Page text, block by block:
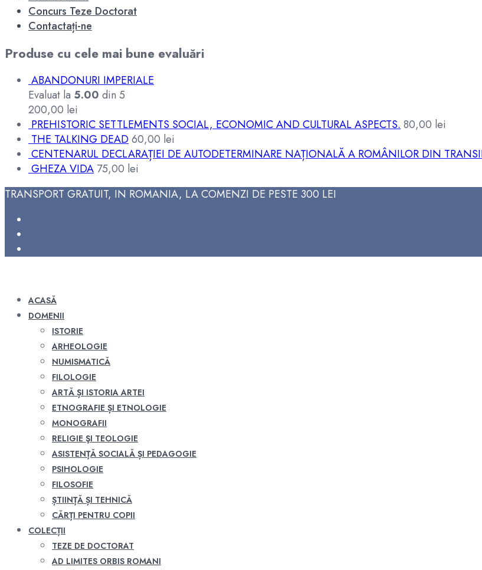
Concurs Teze Doctorat
Contactați-ne
Produse cu cele mai bune evaluări
ABANDONURI IMPERIALE
Evaluat la 5.00 din 5
200,00 lei
PREHISTORIC SETTLEMENTS SOCIAL, ECONOMIC AND CULTURAL ASPECTS. 80,00 lei
THE TALKING DEAD60,00 lei
CENTENARUL DECLARAȚIEI DE AUTODETERMINARE NAȚIONALĂ A ROMÂNILOR DIN
GHEZA VIDA 75,00 lei
TRANSPORT GRATUIT, IN ROMANIA, LA COMENZI DE PESTE 300 LEI
ACASĂ
DOMENII
ISTORIE
ARHEOLOGIE
NUMISMATICĂ
FILOLOGIE
ARTĂ ȘI ISTORIA ARTEI
ETNOGRAFIE ȘI ETNOLOGIE
MONOGRAFII
RELIGIE ŞI TEOLOGIE
ASISTENȚĂ SOCIALĂ ȘI PEDAGOGIE
PSIHOLOGIE
FILOSOFIE
ȘTIINȚĂ ȘI TEHNICĂ
CĂRȚI PENTRU COPII
COLECȚII
TEZE DE DOCTORAT
AD LIMITES ORBIS ROMANI